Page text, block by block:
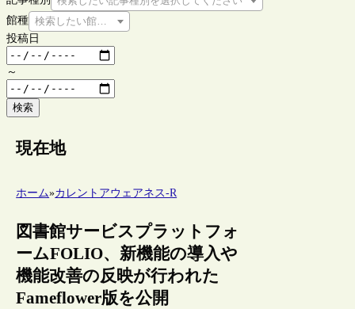
館種 検索したい館種を選択してください
投稿日
～
検索
現在地
ホーム»カレントアウェアネス-R
図書館サービスプラットフォ
ームFOLIO、新機能の導入や
機能改善の反映が行われた
Fameflower版を公開